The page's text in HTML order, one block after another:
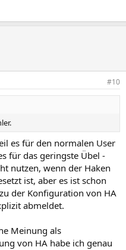
#10
es für den normalen User
für das geringste Übel -
nutzen, wenn der Haken
ist, aber es ist schon
der Konfiguration von HA
abmeldet.
Meinung als
von HA habe ich genau